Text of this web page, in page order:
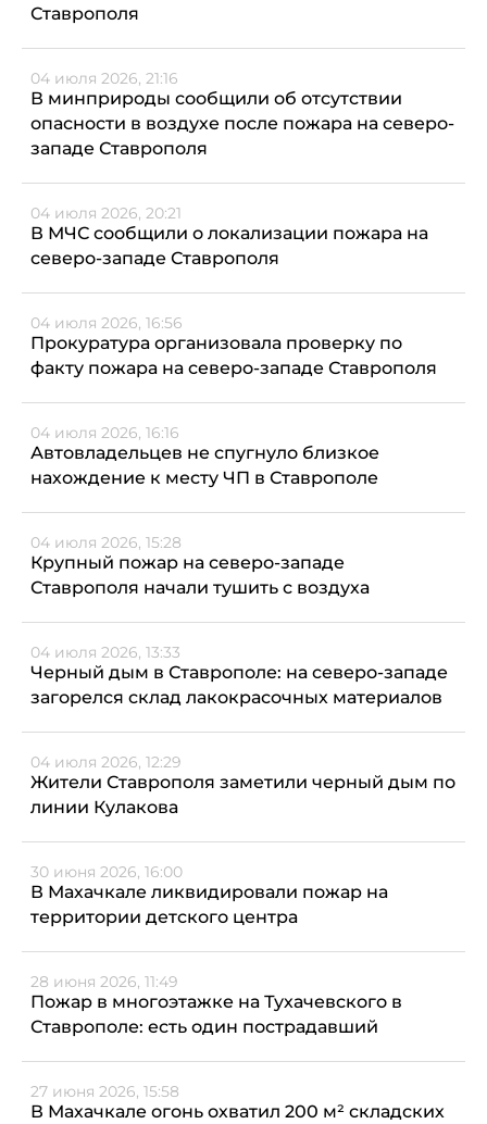
Ставрополя
04 июля 2026, 21:16
В минприроды сообщили об отсутствии
опасности в воздухе после пожара на северо-
западе Ставрополя
04 июля 2026, 20:21
В МЧС сообщили о локализации пожара на
северо-западе Ставрополя
04 июля 2026, 16:56
Прокуратура организовала проверку по
факту пожара на северо-западе Ставрополя
04 июля 2026, 16:16
Автовладельцев не спугнуло близкое
нахождение к месту ЧП в Ставрополе
04 июля 2026, 15:28
Крупный пожар на северо-западе
Ставрополя начали тушить с воздуха
04 июля 2026, 13:33
Черный дым в Ставрополе: на северо-западе
загорелся склад лакокрасочных материалов
04 июля 2026, 12:29
Жители Ставрополя заметили черный дым по
линии Кулакова
30 июня 2026, 16:00
В Махачкале ликвидировали пожар на
территории детского центра
28 июня 2026, 11:49
Пожар в многоэтажке на Тухачевского в
Ставрополе: есть один пострадавший
27 июня 2026, 15:58
В Махачкале огонь охватил 200 м² складских